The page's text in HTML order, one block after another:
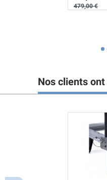
479,00 €
Nos clients